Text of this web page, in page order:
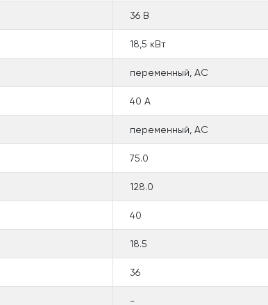
36 В
18,5 кВт
переменный, АС
40 А
переменный, АС
75.0
128.0
40
18.5
36
-